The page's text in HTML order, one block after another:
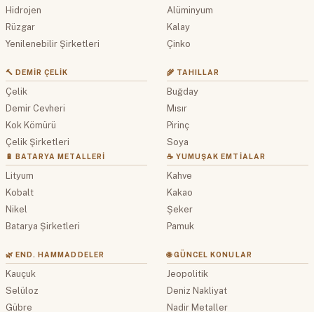
Hidrojen
Rüzgar
Yenilenebilir Şirketleri
Alüminyum
Kalay
Çinko
🔨 DEMIR ÇELIK
Çelik
Demir Cevheri
Kok Kömürü
Çelik Şirketleri
🔋 BATARYA METALLERI
Lityum
Kobalt
Nikel
Batarya Şirketleri
🌾 TAHILLAR
Buğday
Mısır
Pirinç
Soya
☕ YUMUŞAK EMTIALAR
Kahve
Kakao
Şeker
Pamuk
🌿 END. HAMMADDELER
Kauçuk
Selüloz
Gübre
🌐 GÜNCEL KONULAR
Jeopolitik
Deniz Nakliyat
Nadir Metaller